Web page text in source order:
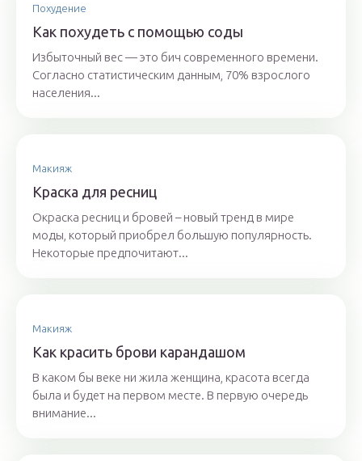
Похудение
Как похудеть с помощью соды
Избыточный вес — это бич современного времени.
Согласно статистическим данным, 70% взрослого
населения...
Макияж
Краска для ресниц
Окраска ресниц и бровей – новый тренд в мире
моды, который приобрел большую популярность.
Некоторые предпочитают...
Макияж
Как красить брови карандашом
В каком бы веке ни жила женщина, красота всегда
была и будет на первом месте. В первую очередь
внимание...